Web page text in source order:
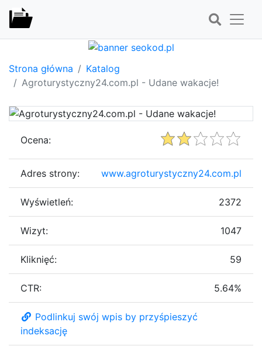
Strona główna
Katalog
Agroturystyczny24.com.pl - Udane wakacje!
Ocena:
Adres strony: www.agroturystyczny24.com.pl
Wyświetleń: 2372
Wizyt: 1047
Kliknięć: 59
CTR: 5.64%
Podlinkuj swój wpis by przyśpieszyć
indeksację